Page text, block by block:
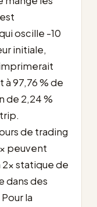
oscille -10
initiale,
à 97,76 % de
de 2,24 %
de trading
peuvent
statique de
dans des
la